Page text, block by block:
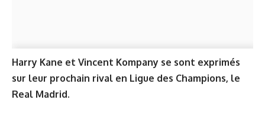
Harry Kane et Vincent Kompany se sont exprimés
sur leur prochain rival en Ligue des Champions, le
Real Madrid.